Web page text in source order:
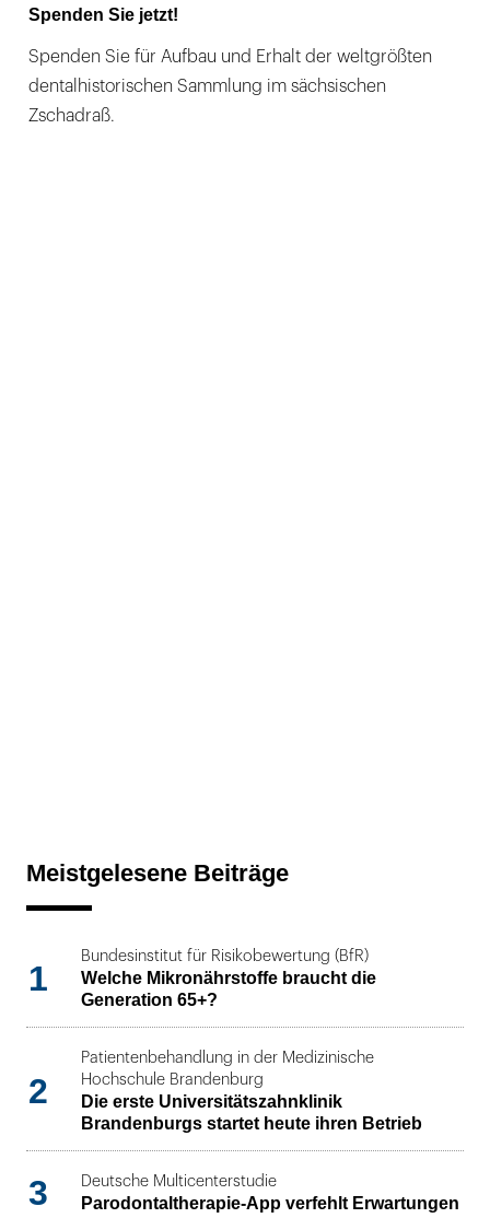
Spenden Sie jetzt!
Spenden Sie für Aufbau und Erhalt der weltgrößten
dentalhistorischen Sammlung im sächsischen
Zschadraß.
Meistgelesene Beiträge
1
Bundesinstitut für Risikobewertung (BfR)
Welche Mikronährstoffe braucht die
Generation 65+?
2
Patientenbehandlung in der Medizinische
Hochschule Brandenburg
Die erste Universitätszahnklinik
Brandenburgs startet heute ihren Betrieb
3 Deutsche Multicenterstudie
Parodontaltherapie-App verfehlt Erwartungen